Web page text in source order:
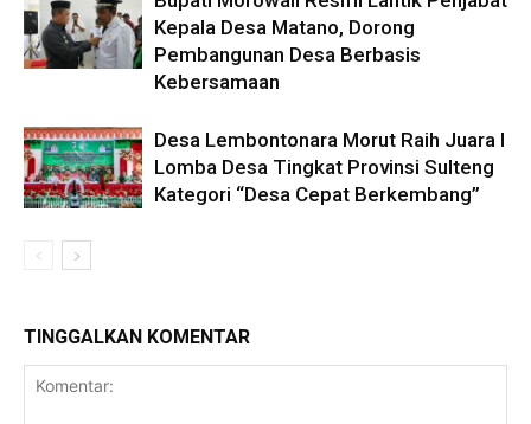
Kepala Desa Matano, Dorong
Pembangunan Desa Berbasis
Kebersamaan
Desa Lembontonara Morut Raih Juara I
Lomba Desa Tingkat Provinsi Sulteng
Kategori “Desa Cepat Berkembang”
TINGGALKAN KOMENTAR